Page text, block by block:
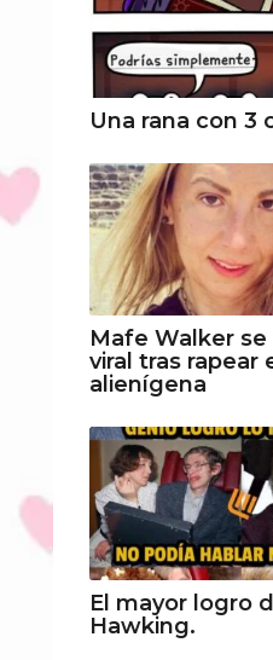
Una rana con 3
Mafe Walker se
viral tras rapear
alienígena
El mayor logro
Hawking.